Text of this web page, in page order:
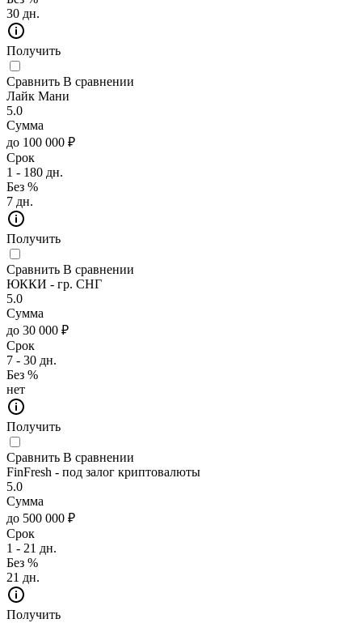
30 дн.
Получить
Сравнить В сравнении
Лайк Мани
5.0
Сумма
до 100 000 ₽
Срок
1 - 180 дн.
Без %
7 дн.
Получить
Сравнить В сравнении
ЮККИ - гр. СНГ
5.0
Сумма
до 30 000 ₽
Срок
7 - 30 дн.
Без %
нет
Получить
Сравнить В сравнении
FinFresh - под залог криптовалюты
5.0
Сумма
до 500 000 ₽
Срок
1 - 21 дн.
Без %
21 дн.
Получить